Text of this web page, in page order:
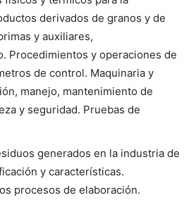
derivados de granos y de
y auxiliares,
Procedimientos y operaciones de
de control. Maquinaria y
manejo, mantenimiento de
y seguridad. Pruebas de
generados en la industria de
y características.
procesos de elaboración.